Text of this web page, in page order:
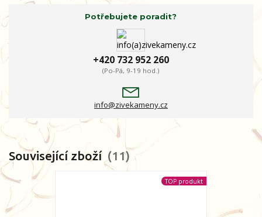
Potřebujete poradit?
+420 732 952 260
(Po-Pá, 9-19 hod.)
info@zivekameny.cz
Související zboží 11
TOP produkt